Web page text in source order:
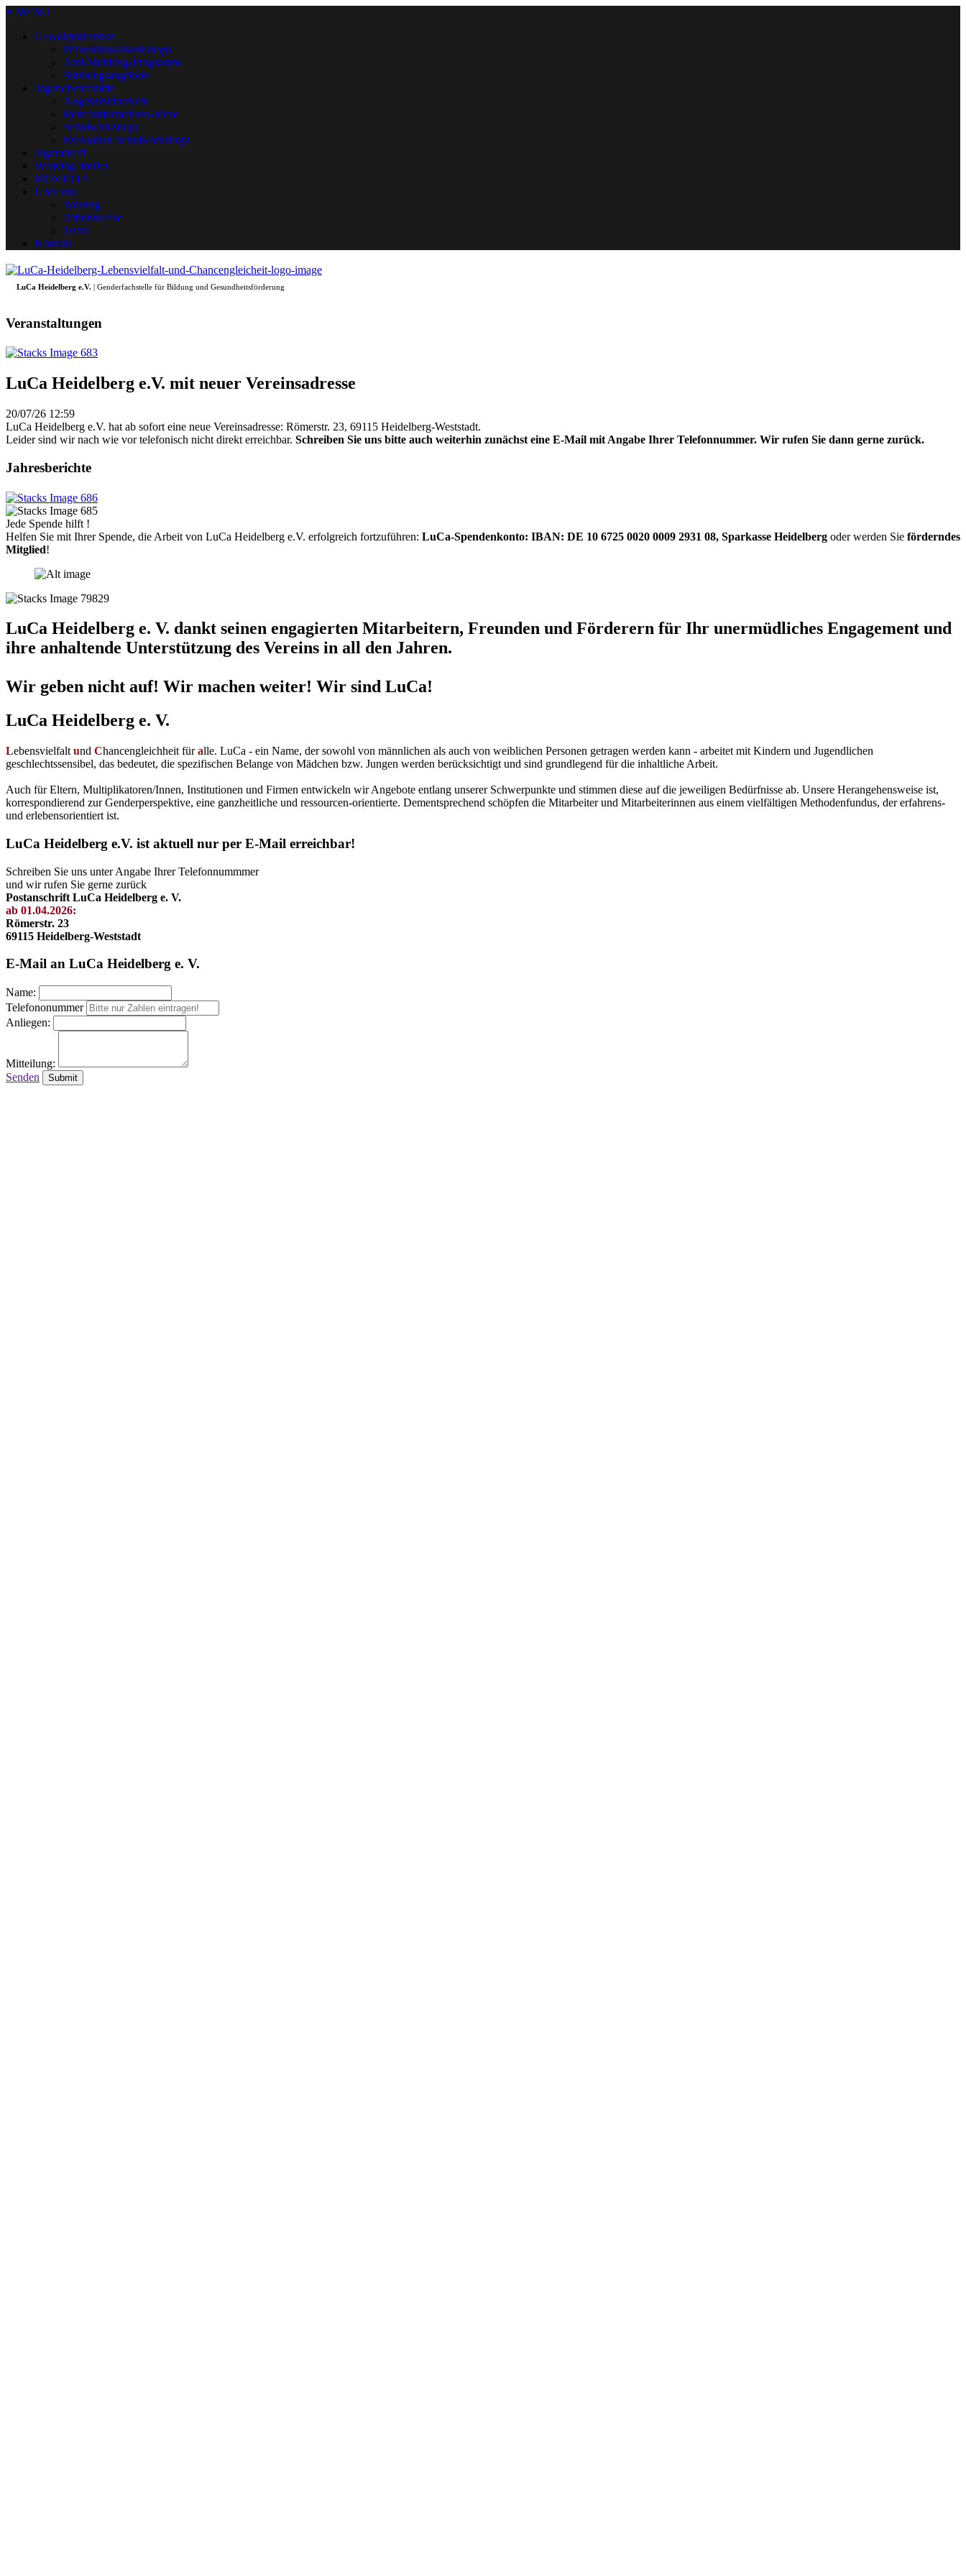
+ MENU
Gewaltprävention
Präventions-Workshops
Anti-Mobbing-Programm
Stärkungsangebote
Jugendberufshilfe
Angebotsübersicht
Berufsinformations-börse
Schulworkshops
Evaluation Schulworkshops
Jugendtreff
Weaving Stories
MOVETIA
Über uns
Satzung
Arbeitsweise
Team
Kontakt
LuCa Heidelberg e.V. | Genderfachstelle für Bildung und Gesundheitsförderung
Veranstaltungen
LuCa Heidelberg e.V. mit neuer Vereinsadresse
20/07/26 12:59
LuCa Heidelberg e.V. hat ab sofort eine neue Vereinsadresse: Römerstr. 23, 69115 Heidelberg-Weststadt.
Leider sind wir nach wie vor telefonisch nicht direkt erreichbar. Schreiben Sie uns bitte auch weiterhin zunächst eine E-Mail mit Angabe Ihrer Telefonnummer. Wir rufen Sie dann gerne zurück.
Jahresberichte
Jede Spende hilft !
Helfen Sie mit Ihrer Spende, die Arbeit von LuCa Heidelberg e.V. erfolgreich fortzuführen: LuCa-Spendenkonto: IBAN: DE 10 6725 0020 0009 2931 08, Sparkasse Heidelberg oder werden Sie förderndes
Mitglied!
LuCa Heidelberg e. V. dankt seinen engagierten Mitarbeitern, Freunden und Förderern für Ihr unermüdliches Engagement und
ihre anhaltende Unterstützung des Vereins in all den Jahren.
Wir geben nicht auf! Wir machen weiter! Wir sind LuCa!
LuCa Heidelberg e. V.
Lebensvielfalt und Chancengleichheit füralle. LuCa - ein Name, der sowohl von männlichen als auch von weiblichen Personen getragen werden kann - arbeitet mit Kindern und Jugendlichen
geschlechtssensibel, das bedeutet, die spezifischen Belange von Mädchen bzw. Jungen werden berücksichtigt und sind grundlegend für die inhaltliche Arbeit.
Auch für Eltern, Multiplikatoren/Innen, Institutionen und Firmen entwickeln wir Angebote entlang unserer Schwerpunkte und stimmen diese auf die jeweiligen Bedürfnisse ab. Unsere Herangehensweise ist,
korrespondierend zur Genderperspektive, eine ganzheitliche und ressourcen-orientierte. Dementsprechend schöpfen die Mitarbeiter und Mitarbeiterinnen aus einem vielfältigen Methodenfundus, der erfahrens-
und erlebensorientiert ist.
LuCa Heidelberg e.V. ist aktuell nur per E-Mail erreichbar!
Schreiben Sie uns unter Angabe Ihrer Telefonnummmer
und wir rufen Sie gerne zurück
Postanschrift LuCa Heidelberg e. V.
ab 01.04.2026:
Römerstr. 23
69115 Heidelberg-Weststadt
E-Mail an LuCa Heidelberg e. V.
Name:
Telefononummer
Anliegen:
Mitteilung:
Senden